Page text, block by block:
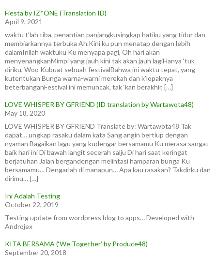
Fiesta by IZ*ONE (Translation ID)
April 9, 2021
waktu t’lah tiba, penantian panjangkusingkap hatiku yang tidur dan
membiarkannya terbuka Ah.Kini ku pun menatap dengan lebih
dalamInilah waktuku Ku menyapa pagi, Oh hari akan
menyenangkanMimpi yang jauh kini tak akan jauh lagiHanya ‘tuk
diriku, Woo Kubuat sebuah festivalBahwa ini waktu tepat, yang
kutentukan Bunga warna-warni merekah dan k’lopaknya
beterbanganFestival ini memuncak, tak ‘kan berakhir, […]
LOVE WHISPER BY GFRIEND (ID translation by Wartawota48)
May 18, 2020
LOVE WHISPER BY GFRIEND Translate by: Wartawota48 Tak
dapat… ungkap rasaku dalam kata Sang angin bertiup dengan
nyaman Bagaikan lagu yang kudengar bersamamu Ku merasa sangat
baik hari ini Di bawah langit secerah salju Di hari saat keringat
berjatuhan Jalan bergandengan melintasi hamparan bunga Ku
bersamamu… Dengarlah di manapun… Apa kau rasakan? Takdirku dan
dirimu… […]
Ini Adalah Testing
October 22, 2019
Testing update from wordpress blog to apps… Developed with
Androjex
KITA BERSAMA (‘We Together’ by Produce48)
September 20, 2018